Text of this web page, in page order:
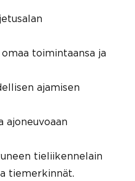
toimintaansa ja
ajamisen
ajoneuvoaan
tieliikennelain
tiemerkinnät.